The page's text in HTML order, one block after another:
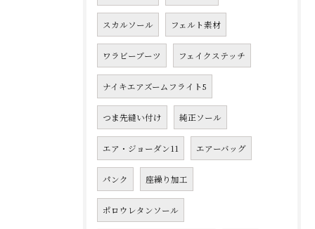
スカルソール フェルト素材
ワラビーブーツ フェイクステッチ
ナイキエアズームフライト5
つま先縫い付け 純正ソール
エア・ジョーダン11 エアーバッグ
パンク 座繰り加工
ポロウレタンソール